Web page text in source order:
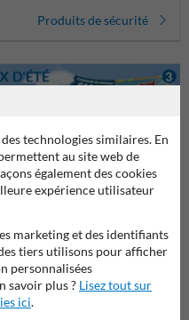
Produits de sécurité
technologies similaires. En
au site web de
également des cookies
expérience utilisateur
marketing et des identifiants
tiers utilisons pour afficher
personnalisées
savoir plus ? Lisez tout sur
ici.